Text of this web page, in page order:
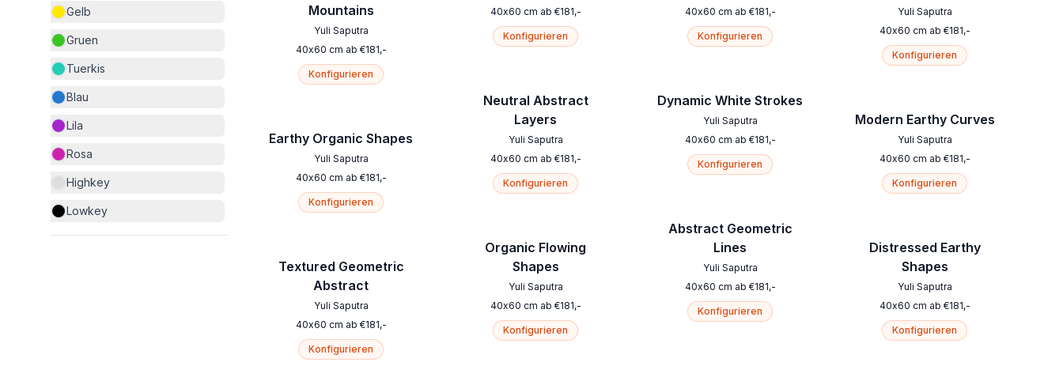
Gelb
Gruen
Tuerkis
Blau
Lila
Rosa
Highkey
Lowkey
Mountains
Yuli Saputra
40x60 cm ab €181,-
Konfigurieren
Earthy Organic Shapes
Yuli Saputra
40x60 cm ab €181,-
Konfigurieren
Textured Geometric
Abstract
Yuli Saputra
40x60 cm ab €181,-
Konfigurieren
40x60 cm ab €181,-
Konfigurieren
Neutral Abstract
Layers
Yuli Saputra
40x60 cm ab €181,-
Konfigurieren
Organic Flowing
Shapes
Yuli Saputra
40x60 cm ab €181,-
Konfigurieren
40x60 cm ab €181,-
Konfigurieren
Dynamic White Strokes
Yuli Saputra
40x60 cm ab €181,-
Konfigurieren
Abstract Geometric
Lines
Yuli Saputra
40x60 cm ab €181,-
Konfigurieren
Yuli Saputra
40x60 cm ab €181,-
Konfigurieren
Modern Earthy Curves
Yuli Saputra
40x60 cm ab €181,-
Konfigurieren
Distressed Earthy
Shapes
Yuli Saputra
40x60 cm ab €181,-
Konfigurieren